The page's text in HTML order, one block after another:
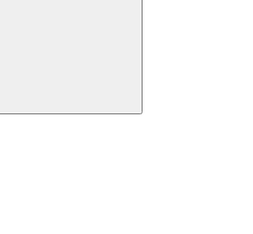
Compartilhar